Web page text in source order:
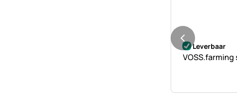
Nog geen
Leverbaar